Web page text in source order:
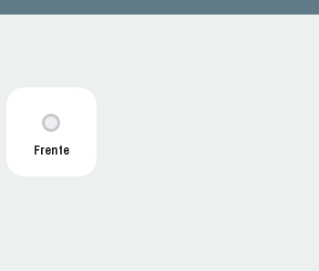
Frente